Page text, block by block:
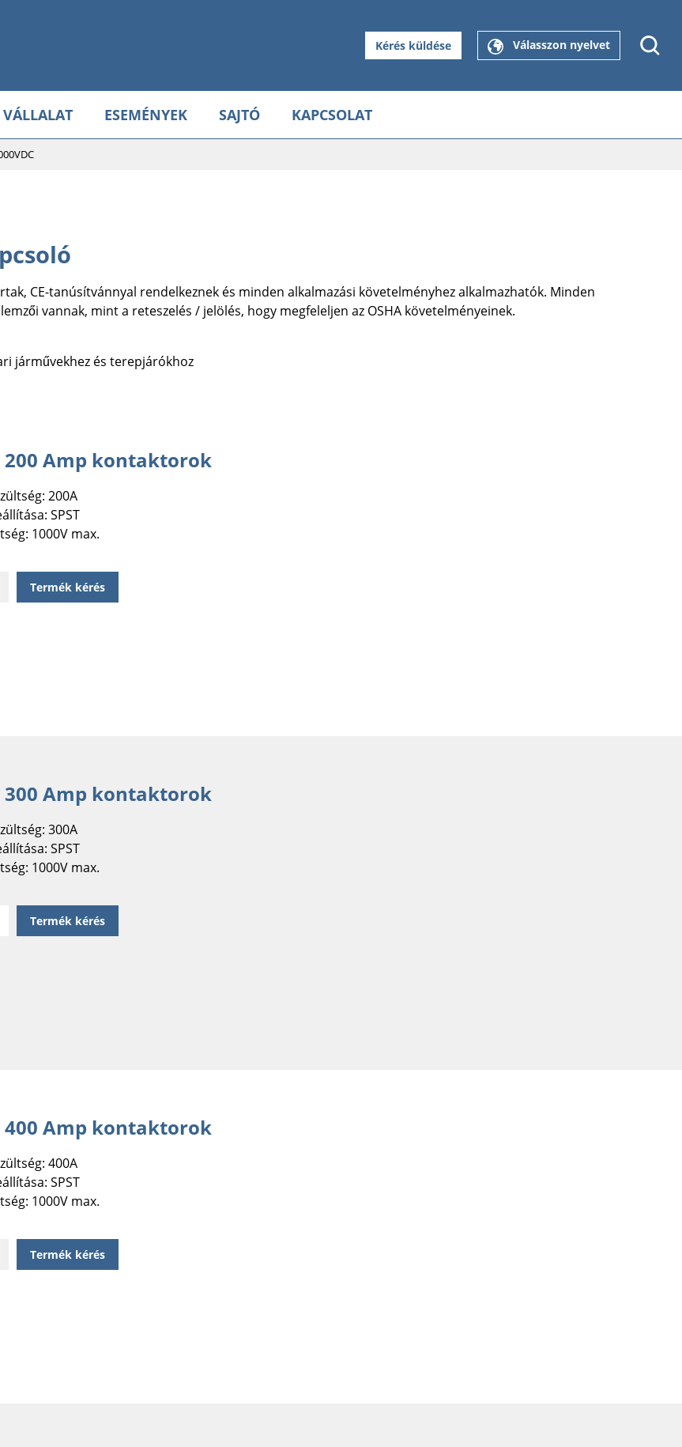
Kérés küldése Válasszon nyelvet
VÁLLALAT ESEMÉNYEK SAJTÓ KAPCSOLAT
CE-tanúsítvánnyal rendelkeznek és minden alkalmazási követelményhez alkalmazhatók. Minden
vannak, mint a reteszelés / jelölés, hogy megfeleljen az OSHA követelményeinek.
járművekhez és terepjárókhoz
200 Amp kontaktorok
200A
SPST
1000V max.
Termék kérés
300 Amp kontaktorok
300A
SPST
1000V max.
Termék kérés
400 Amp kontaktorok
400A
SPST
1000V max.
Termék kérés